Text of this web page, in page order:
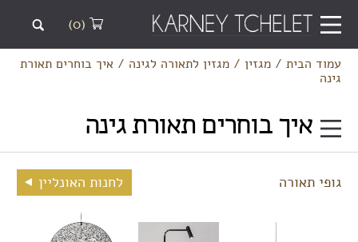
(0)
עמוד הבית/ מגזין/ מגזין לתאורה לגינה / איך בוחרים תאורת
גינה
איך בוחרים תאורת גינה
גופי תאורה לחנות האונליין